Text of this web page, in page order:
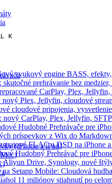
K
zvukový engine BASS,
skutočné prehrávanie bez
CarPlay, Plex,
Plex, Jellyfin, cloudové
cloudové pripojenia,
nový CarPlay, Plex, Jellyfin,
Hudobné Prehrávače pre
príspevkov z Wix do
FLAC a DSD na iPhone
Hudobný Prehrávač pre
Aliyun Drive, Synology, nové
na Setapp Mobile: Cloudová
11 miliónov stiahnutí po
(iPhone a iPad)